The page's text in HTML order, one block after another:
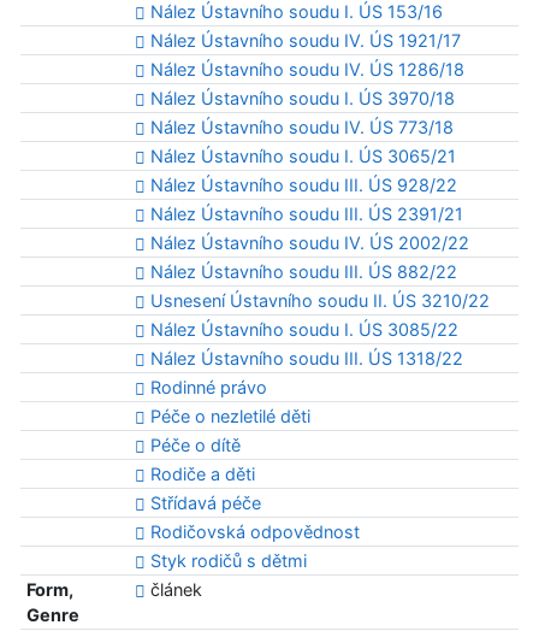
Nález Ústavního soudu I. ÚS 153/16
Nález Ústavního soudu IV. ÚS 1921/17
Nález Ústavního soudu IV. ÚS 1286/18
Nález Ústavního soudu I. ÚS 3970/18
Nález Ústavního soudu IV. ÚS 773/18
Nález Ústavního soudu I. ÚS 3065/21
Nález Ústavního soudu III. ÚS 928/22
Nález Ústavního soudu III. ÚS 2391/21
Nález Ústavního soudu IV. ÚS 2002/22
Nález Ústavního soudu III. ÚS 882/22
Usnesení Ústavního soudu II. ÚS 3210/22
Nález Ústavního soudu I. ÚS 3085/22
Nález Ústavního soudu III. ÚS 1318/22
Rodinné právo
Péče o nezletilé děti
Péče o dítě
Rodiče a děti
Střídavá péče
Rodičovská odpovědnost
Styk rodičů s dětmi
Form,
Genre
článek